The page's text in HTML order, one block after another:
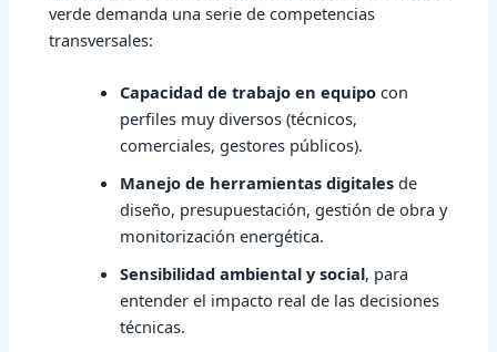
verde demanda una serie de competencias
transversales:
Capacidad de trabajo en equipo con
perfiles muy diversos (técnicos,
comerciales, gestores públicos).
Manejo de herramientas digitales de
diseño, presupuestación, gestión de obra y
monitorización energética.
Sensibilidad ambiental y social, para
entender el impacto real de las decisiones
técnicas.